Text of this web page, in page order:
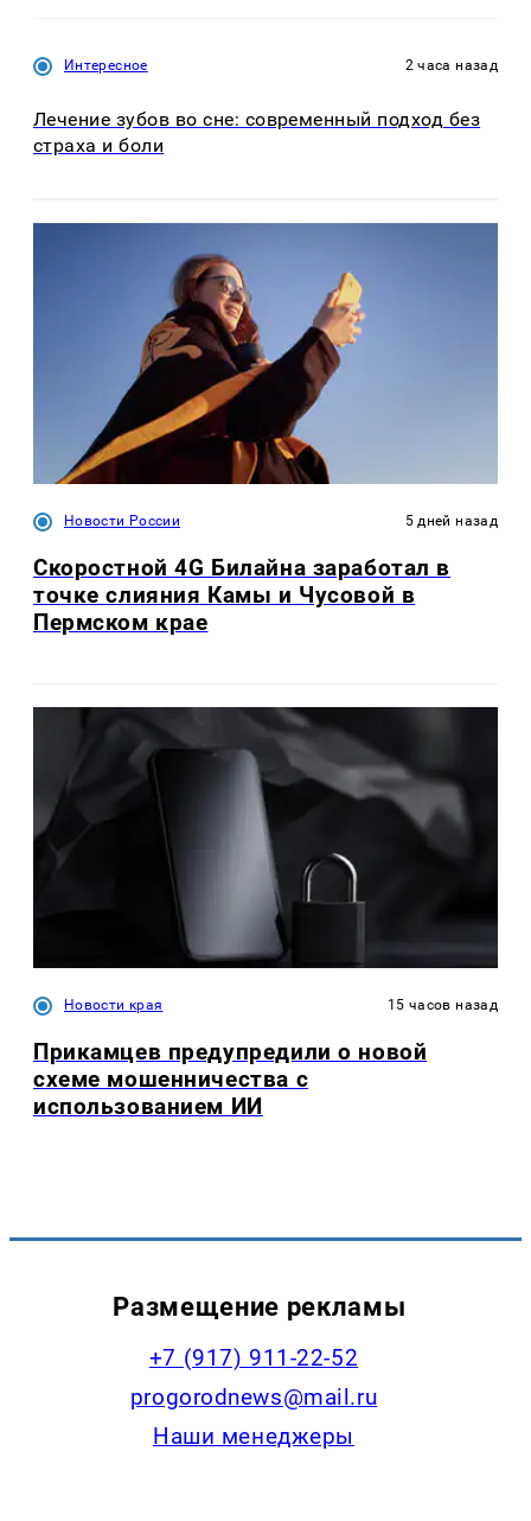
Интересное 2 часа назад
Лечение зубов во сне: современный подход без
страха и боли
Новости России 5 дней назад
Скоростной 4G Билайна заработал в
точке слияния Камы и Чусовой в
Пермском крае
Новости края 15 часов назад
Прикамцев предупредили о новой
схеме мошенничества с
использованием ИИ
Размещение рекламы
+7 (917) 911-22-52
progorodnews@mail.ru
Наши менеджеры